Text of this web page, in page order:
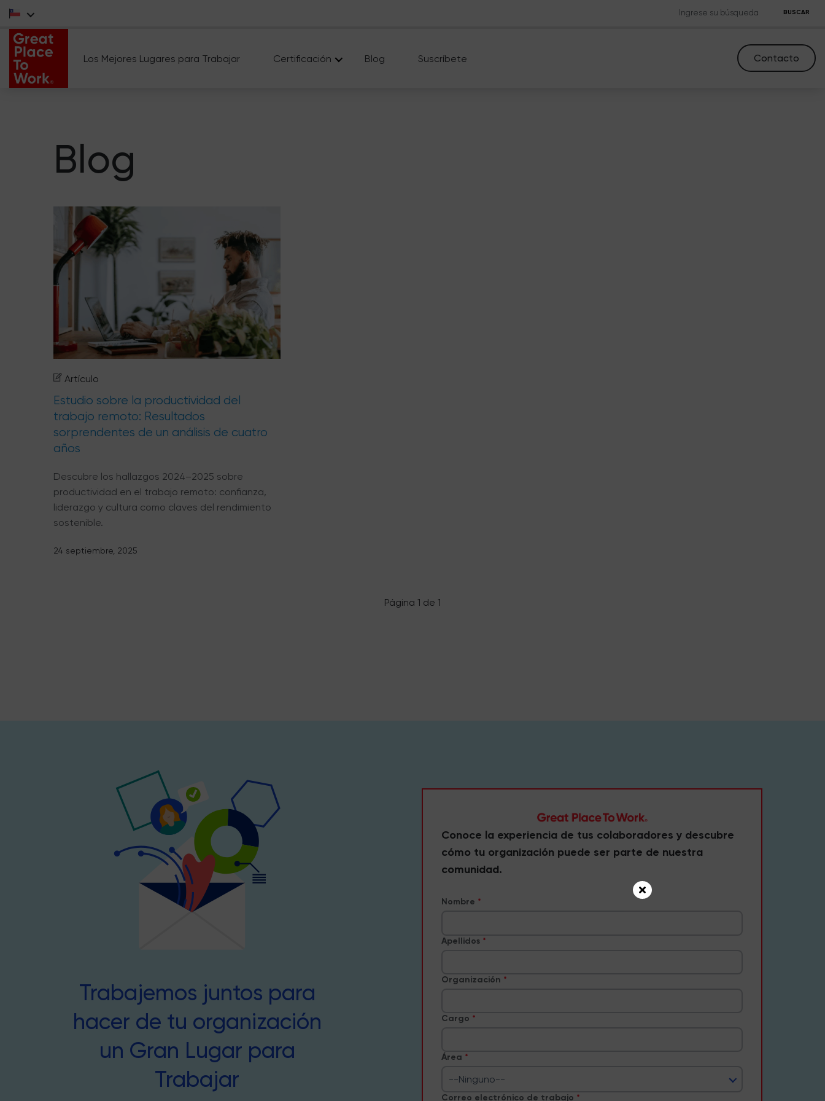
BUSCAR
Los Mejores Lugares para Trabajar Certificación Blog Suscríbete Contacto
Blog
Artículo
Estudio sobre la productividad del
trabajo remoto: Resultados
sorprendentes de un análisis de cuatro
años
Descubre los hallazgos 2024–2025 sobre
productividad en el trabajo remoto: confianza,
liderazgo y cultura como claves del rendimiento
sostenible.
24 septiembre, 2025
Página 1 de 1
Trabajemos juntos para
hacer de tu organización
un Gran Lugar para
Trabajar
Conoce la experiencia de tus colaboradores y descubre
cómo tu organización puede ser parte de nuestra
comunidad.
Nombre
Apellidos
Organización
Cargo
Área
--Ninguno--
Correo electrónico de trabajo